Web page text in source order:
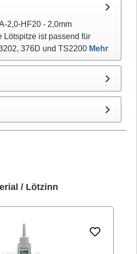
2,0-HF20 - 2,0mm
Lötspitze ist passend für
376D und TS2200 Mehr
/ Lötzinn